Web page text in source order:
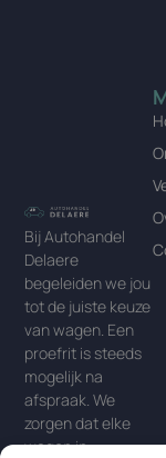
Bij Autohandel
Delaere
begeleiden we jou
tot de juiste keuze
van wagen. Een
proefrit is steeds
mogelijk na
afspraak. We
zorgen dat elke
wagen in